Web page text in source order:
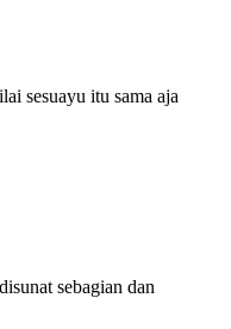
sesuayu itu sama aja
sebagian dan